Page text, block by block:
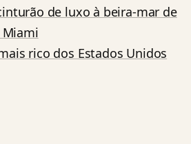
de luxo à beira-mar de
Miami
rico dos Estados Unidos